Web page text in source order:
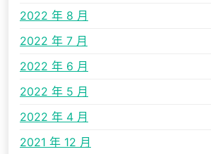
2022 年 8 月
2022 年 7 月
2022 年 6 月
2022 年 5 月
2022 年 4 月
2021 年 12 月